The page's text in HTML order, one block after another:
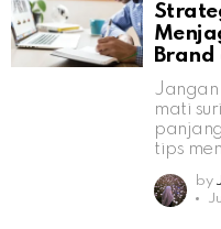
mati
tips
by